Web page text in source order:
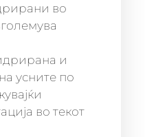
во
и
усните по
во текот